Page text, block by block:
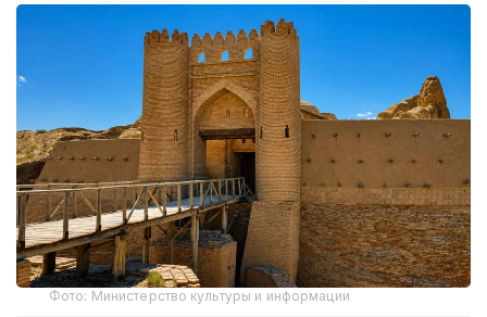
Фото: Министерство культуры и информации